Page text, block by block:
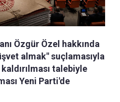
Özgür Özel hakkında
almak" suçlamasıyla
talebiyle
Yeni Parti'de